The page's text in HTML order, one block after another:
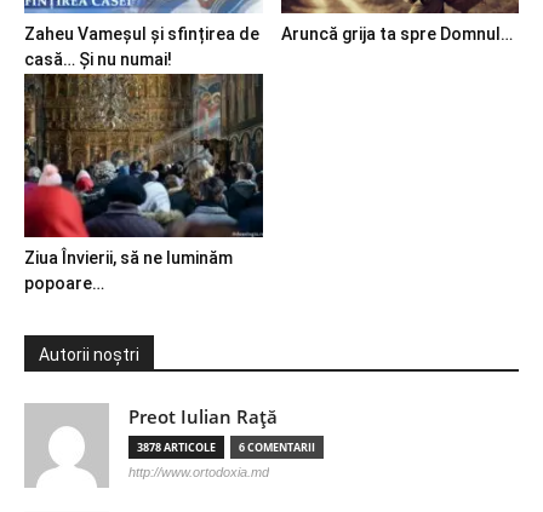
Zaheu Vameșul și sfințirea de
casă… Și nu numai!
Aruncă grija ta spre Domnul…
Ziua Învierii, să ne luminăm
popoare…
Autorii noștri
Preot Iulian Raţă
3878 ARTICOLE 6 COMENTARII
http://www.ortodoxia.md